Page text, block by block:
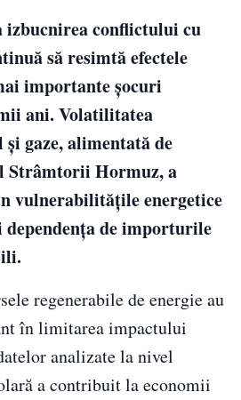
izbucnirea conflictului cu
să resimtă efectele
importante șocuri
ani. Volatilitatea
gaze, alimentată de
Strâmtorii Hormuz, a
vulnerabilitățile energetice
de importurile
regenerabile de energie au
în limitarea impactului
analizate la nivel
a contribuit la economii